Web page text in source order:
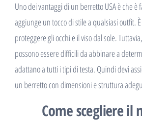
Uno dei vantaggi di un berretto USA è che è
aggiunge un tocco di stile a qualsiasi outfit.
proteggere gli occhi e il viso dal sole.
possono essere difficili da abbinare a
adattano a tutti i tipi di testa. Quindi devi
un berretto con dimensioni e struttura
Come scegliere il